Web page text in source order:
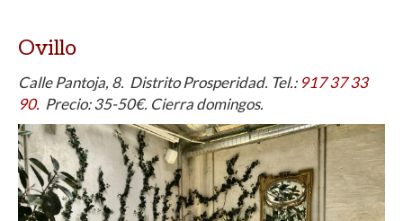
Ovillo
Calle Pantoja, 8. Distrito Prosperidad. Tel.: 917 37 33
90. Precio: 35-50€. Cierra domingos.